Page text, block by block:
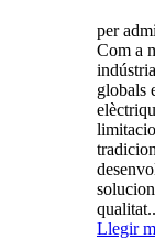
per
Com a
globals
Llegir